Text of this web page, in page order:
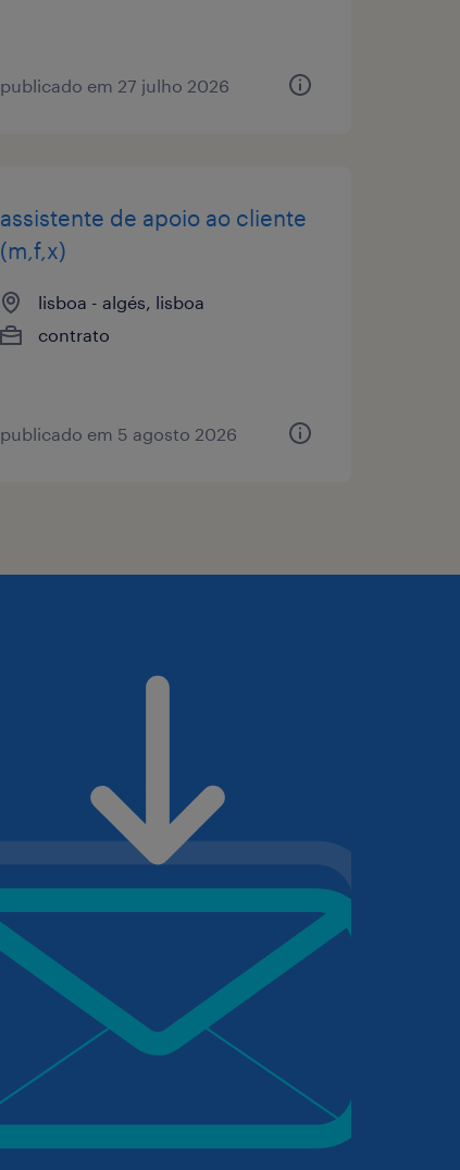
publicado em 27 julho 2026
assistente de apoio ao cliente
(m,f,x)
lisboa - algés, lisboa
contrato
publicado em 5 agosto 2026